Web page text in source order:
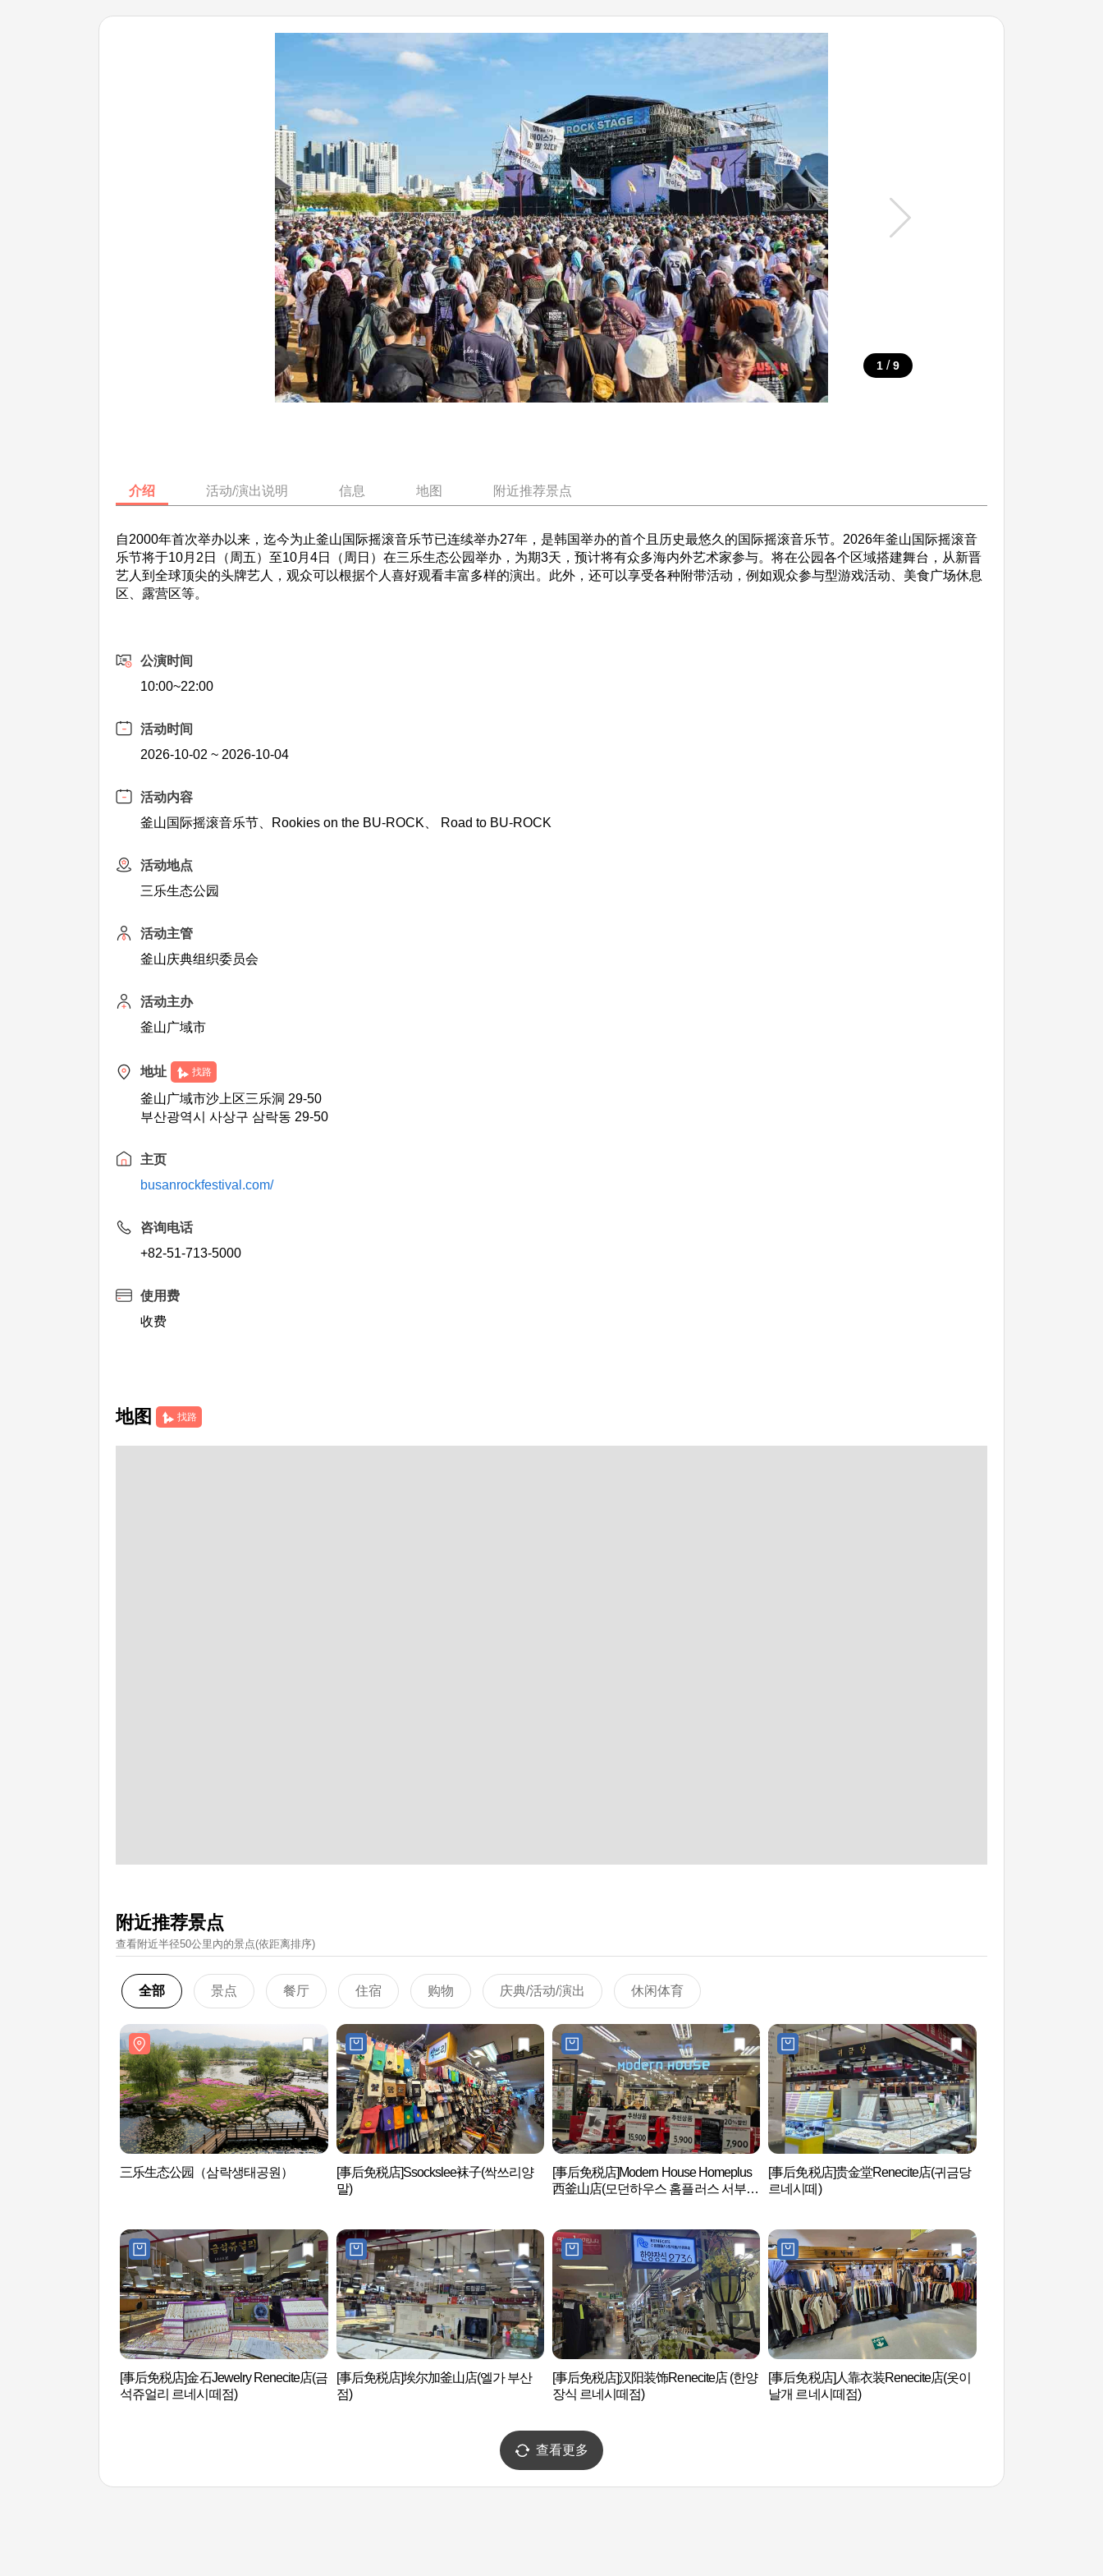
1 / 9
介绍 活动/演出说明 信息 地图 附近推荐景点
自2000年首次举办以来，迄今为止釜山国际摇滚音乐节已连续举办27年，是韩国举办的首个且历史最悠久的国际摇滚音乐节。2026年釜山国际摇滚音
乐节将于10月2日（周五）至10月4日（周日）在三乐生态公园举办，为期3天，预计将有众多海内外艺术家参与。将在公园各个区域搭建舞台，从新晋
艺人到全球顶尖的头牌艺人，观众可以根据个人喜好观看丰富多样的演出。此外，还可以享受各种附带活动，例如观众参与型游戏活动、美食广场休息
区、露营区等。
公演时间
10:00~22:00
活动时间
2026-10-02 ~ 2026-10-04
活动内容
釜山国际摇滚音乐节、Rookies on the BU-ROCK、 Road to BU-ROCK
活动地点
三乐生态公园
活动主管
釜山庆典组织委员会
活动主办
釜山广域市
地址 找路
釜山广域市沙上区三乐洞 29-50
부산광역시 사상구 삼락동 29-50
主页
busanrockfestival.com/
咨询电话
+82-51-713-5000
使用费
收费
地图 找路
附近推荐景点
查看附近半径50公里內的景点(依距离排序)
全部 景点 餐厅 住宿 购物 庆典/活动/演出 休闲体育
三乐生态公园（삼락생태공원）
[事后免税店]Ssockslee袜子(싹쓰리양
말)
[事后免税店]Modern House Homeplus
西釜山店(모던하우스 홈플러스 서부산
[事后免税店]贵金堂Renecite店(귀금당
르네시떼)
[事后免税店]金石Jewelry Renecite店(금
석쥬얼리 르네시떼점)
[事后免税店]埃尔加釜山店(엘가 부산
점)
[事后免税店]汉阳装饰Renecite店 (한양
장식 르네시떼점)
[事后免税店]人靠衣装Renecite店(옷이
날개 르네시떼점)
查看更多